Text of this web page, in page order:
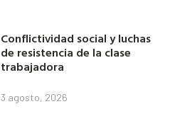
Conflictividad social y luchas
de resistencia de la clase
trabajadora
3 agosto, 2026